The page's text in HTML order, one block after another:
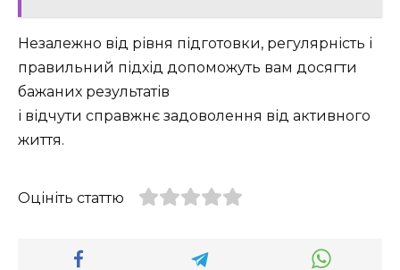
Незалежно від рівня підготовки, регулярність і
правильний підхід допоможуть вам досягти
бажаних результатів
і відчути справжнє задоволення від активного
життя.
Оцініть статтю